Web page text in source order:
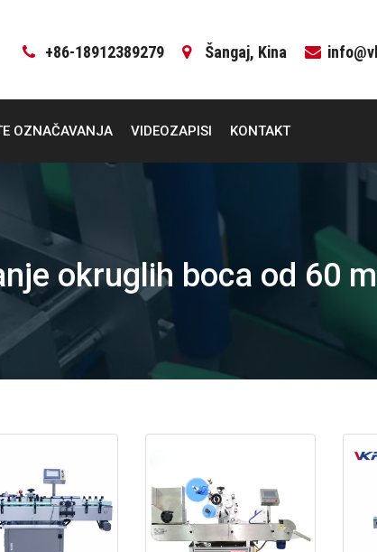
+86-18912389279 Šangaj, Kina
OZNAČAVANJA VIDEOZAPISI KONTAKT
okruglih boca od 60